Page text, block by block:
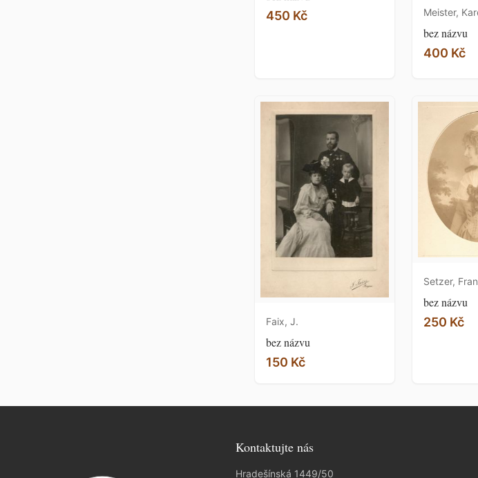
450 Kč
Meister,
bez názvu
400 Kč
Faix, J.
bez názvu
150 Kč
Setzer,
bez názvu
250 Kč
Kontaktujte nás
Hradešínská 1449/50